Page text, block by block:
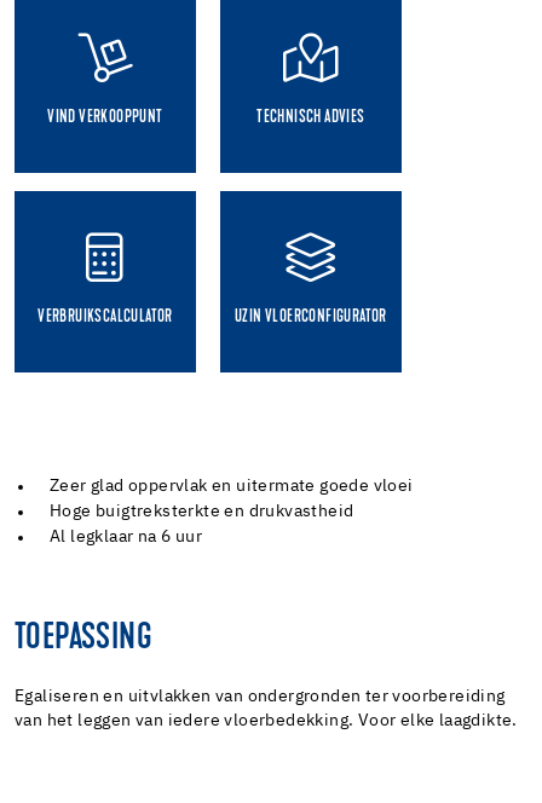
VIND VERKOOPPUNT TECHNISCH ADVIES
VERBRUIKSCALCULATOR UZIN VLOERCONFIGURATOR
Zeer glad oppervlak en uitermate goede vloei
Hoge buigtreksterkte en drukvastheid
Al legklaar na 6 uur
TOEPASSING
Egaliseren en uitvlakken van ondergronden ter voorbereiding
van het leggen van iedere vloerbedekking. Voor elke laagdikte.